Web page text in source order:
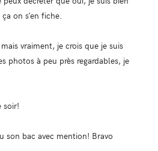
on s’en fiche.
vraiment, je crois que je suis
photos à peu près regardables, je
soir!
son bac avec mention! Bravo